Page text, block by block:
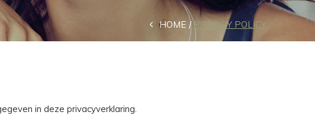
HOME PRIVACY POLICY
in deze privacyverklaring.